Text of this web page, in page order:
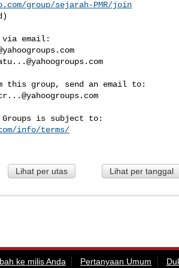
group/sejarah-PMR/join
via email:
this group, send an email to:
Groups is subject to:
info/terms/
Lihat per utas Lihat per tanggal
ke milis Anda Pertanyaan Umum